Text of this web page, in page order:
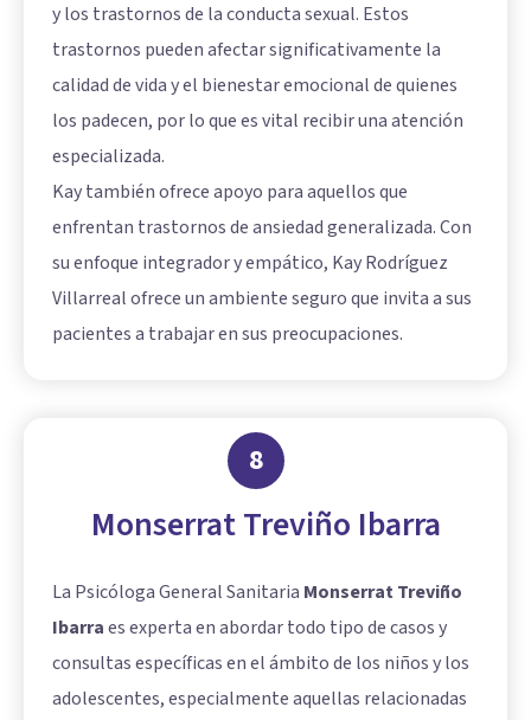
y los trastornos de la conducta sexual. Estos
trastornos pueden afectar significativamente la
calidad de vida y el bienestar emocional de quienes
los padecen, por lo que es vital recibir una atención
especializada.
Kay también ofrece apoyo para aquellos que
enfrentan trastornos de ansiedad generalizada. Con
su enfoque integrador y empático, Kay Rodríguez
Villarreal ofrece un ambiente seguro que invita a sus
pacientes a trabajar en sus preocupaciones.
8
Monserrat Treviño Ibarra
La Psicóloga General Sanitaria Monserrat Treviño
Ibarraes experta en abordar todo tipo de casos y
consultas específicas en el ámbito de los niños y los
adolescentes, especialmente aquellas relacionadas